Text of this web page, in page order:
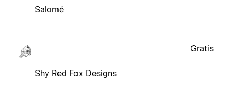
Salomé
Shy Red Fox Designs
Gratis